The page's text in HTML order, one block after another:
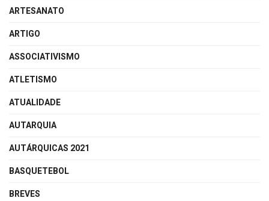
ARTESANATO
ARTIGO
ASSOCIATIVISMO
ATLETISMO
ATUALIDADE
AUTARQUIA
AUTÁRQUICAS 2021
BASQUETEBOL
BREVES